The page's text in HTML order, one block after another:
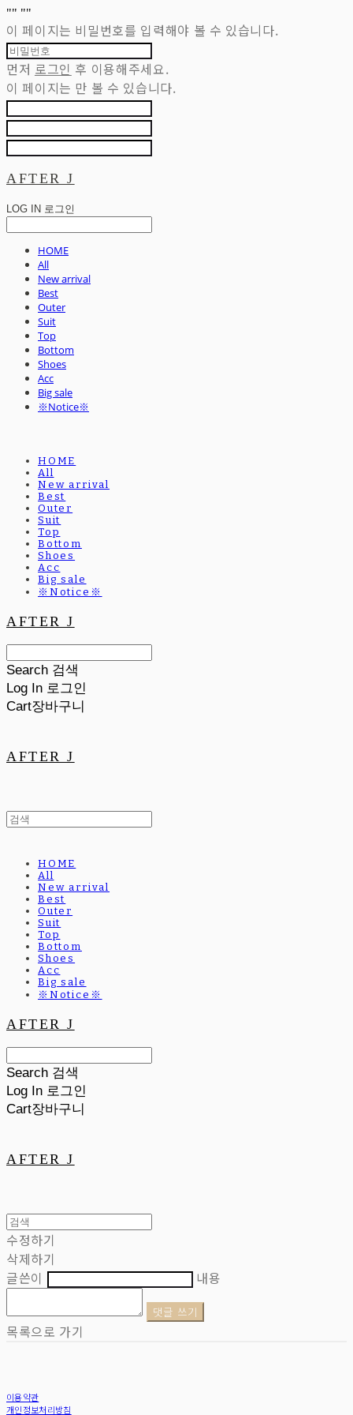
"" ""
이 페이지는 비밀번호를 입력해야 볼 수 있습니다.
먼저 로그인 후 이용해주세요.
이 페이지는 만 볼 수 있습니다.
AFTER J
LOG IN 로그인
HOME
All
New arrival
Best
Outer
Suit
Top
Bottom
Shoes
Acc
Big sale
※Notice※
HOME
All
New arrival
Best
Outer
Suit
Top
Bottom
Shoes
Acc
Big sale
※Notice※
AFTER J
Search 검색
Log In 로그인
Cart장바구니
AFTER J
HOME
All
New arrival
Best
Outer
Suit
Top
Bottom
Shoes
Acc
Big sale
※Notice※
AFTER J
Search 검색
Log In 로그인
Cart장바구니
AFTER J
수정하기
삭제하기
글쓴이
내용
댓글 쓰기
목록으로 가기
이용약관
개인정보처리방침